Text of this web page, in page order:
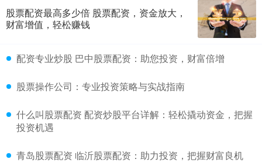
股票配资最高多少倍 股票配资，资金放大，
财富增值，轻松赚钱
配资专业炒股 巴中股票配资：助您投资，财富倍增
股票操作公司：专业投资策略与实战指南
什么叫股票配资 配资炒股平台详解：轻松撬动资金，把握
投资机遇
青岛股票配资 临沂股票配资：助力投资，把握财富良机